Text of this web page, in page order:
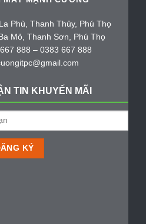
Phù, Thanh Thủy, Phú Thọ
Mỏ, Thanh Sơn, Phú Thọ
888 – 0383 667 888
TIN KHUYẾN MÃI